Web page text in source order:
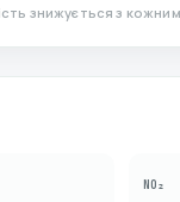
знижується з
NO₂